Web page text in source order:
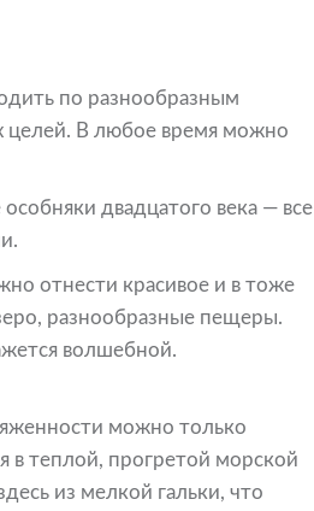
по разнообразным
целей. В любое время можно
двадцатого века — все
отнести красивое и в тоже
разнообразные пещеры.
волшебной.
можно только
в теплой, прогретой морской
из мелкой гальки, что